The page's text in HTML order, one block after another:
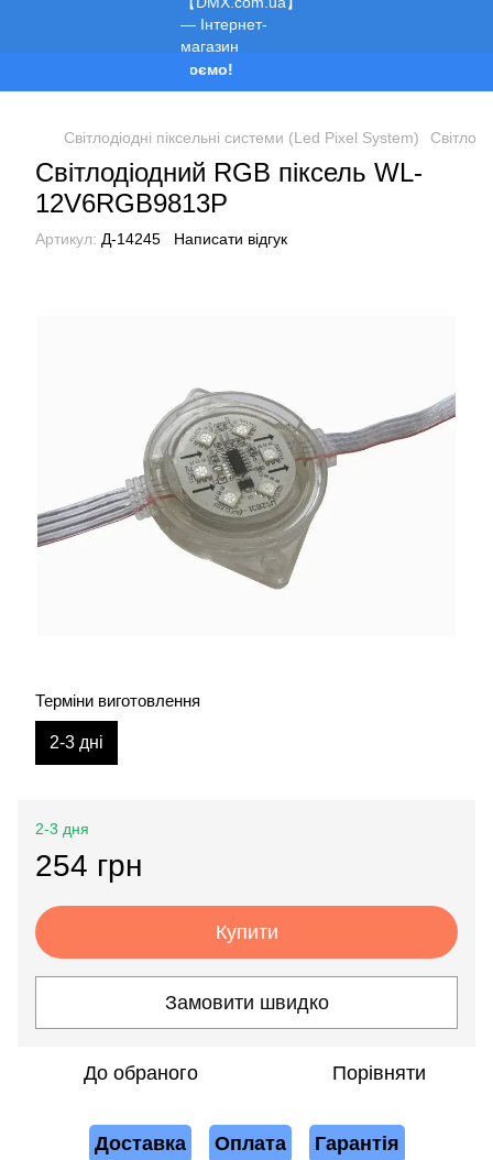
Ми працюємо!
Світлодіодні піксельні системи (Led Pixel System)
Світлодіодний RGB піксель WL-
12V6RGB9813P
Артикул: Д-14245 Написати відгук
Терміни виготовлення
2-3 дні
2-3 дня
254 грн
Купити
Замовити швидко
До обраного Порівняти
Доставка Оплата Гарантія